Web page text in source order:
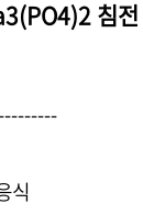
침전
식